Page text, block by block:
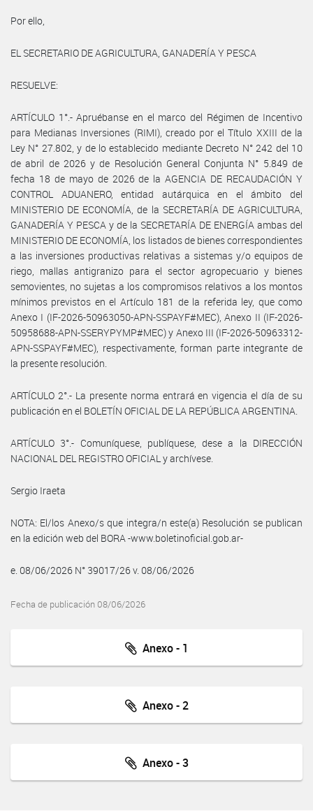
Por ello,
EL SECRETARIO DE AGRICULTURA, GANADERÍA Y PESCA
RESUELVE:
ARTÍCULO 1°.- Apruébanse en el marco del Régimen de Incentivo
para Medianas Inversiones (RIMI), creado por el Título XXIII de la
Ley N° 27.802, y de lo establecido mediante Decreto N° 242 del 10
de abril de 2026 y de Resolución General Conjunta N° 5.849 de
fecha 18 de mayo de 2026 de la AGENCIA DE RECAUDACIÓN Y
CONTROL ADUANERO, entidad autárquica en el ámbito del
MINISTERIO DE ECONOMÍA, de la SECRETARÍA DE AGRICULTURA,
GANADERÍA Y PESCA y de la SECRETARÍA DE ENERGÍA ambas del
MINISTERIO DE ECONOMÍA, los listados de bienes correspondientes
a las inversiones productivas relativas a sistemas y/o equipos de
riego, mallas antigranizo para el sector agropecuario y bienes
semovientes, no sujetas a los compromisos relativos a los montos
mínimos previstos en el Artículo 181 de la referida ley, que como
Anexo I (IF-2026-50963050-APN-SSPAYF#MEC), Anexo II (IF-2026-
50958688-APN-SSERYPYMP#MEC) y Anexo III (IF-2026-50963312-
APN-SSPAYF#MEC), respectivamente, forman parte integrante de
la presente resolución.
ARTÍCULO 2°.- La presente norma entrará en vigencia el día de su
publicación en el BOLETÍN OFICIAL DE LA REPÚBLICA ARGENTINA.
ARTÍCULO 3°.- Comuníquese, publíquese, dese a la DIRECCIÓN
NACIONAL DEL REGISTRO OFICIAL y archívese.
Sergio Iraeta
NOTA: El/los Anexo/s que integra/n este(a) Resolución se publican
en la edición web del BORA -www.boletinoficial.gob.ar-
e. 08/06/2026 N° 39017/26 v. 08/06/2026
Fecha de publicación 08/06/2026
Anexo - 1
Anexo - 2
Anexo - 3